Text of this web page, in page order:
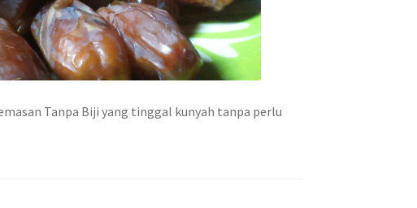
Tanpa Biji yang tinggal kunyah tanpa perlu